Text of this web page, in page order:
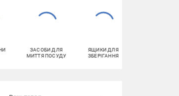
ЗАСОБИ ДЛЯ
МИТТЯ ПОСУДУ
ЯЩИКИ ДЛЯ
ЗБЕРІГАННЯ